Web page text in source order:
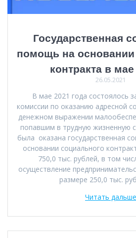
Государственная
помощь на основании
контракта в
26.05.2021
В мае 2021 года состоялось
комиссии по оказанию адресной
денежном выражении
попавшим в трудную жизненную
была оказана государственная
основании социального
750,0 тыс. рублей, в том
осуществление
размере 250,0 тыс.
Читать дальше